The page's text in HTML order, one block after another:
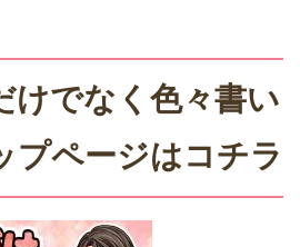
けでなく色々書い
プページはコチラ